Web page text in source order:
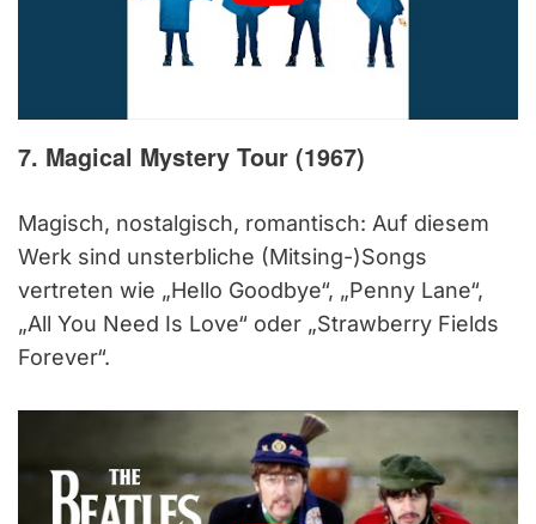
7. Magical Mystery Tour (1967)
Magisch, nostalgisch, romantisch: Auf diesem
Werk sind unsterbliche (Mitsing-)Songs
vertreten wie „Hello Goodbye“, „Penny Lane“,
„All You Need Is Love“ oder „Strawberry Fields
Forever“.